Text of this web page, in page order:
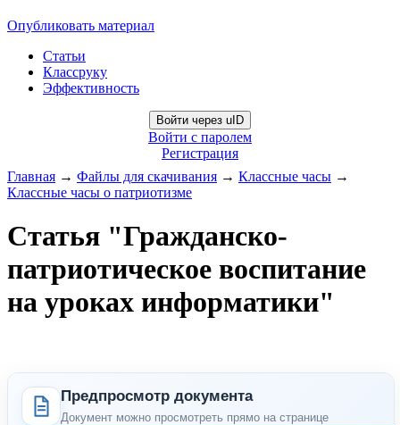
Опубликовать материал
Статьи
Классруку
Эффективность
Войти через uID
Войти с паролем
Регистрация
Главная → Файлы для скачивания → Классные часы →
Классные часы о патриотизме
Статья "Гражданско-
патриотическое воспитание
на уроках информатики"
Предпросмотр документа
Документ можно просмотреть прямо на странице